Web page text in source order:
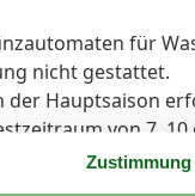
für
nicht gestattet.
der Hauptsaison
von 7,
denZustimmung